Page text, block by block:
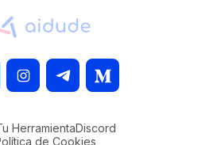
HerramientaDiscord
de Cookies